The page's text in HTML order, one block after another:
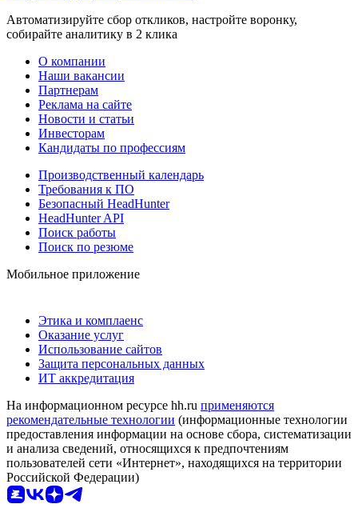
Автоматизируйте сбор откликов, настройте воронку,
собирайте аналитику в 2 клика
О компании
Наши вакансии
Партнерам
Реклама на сайте
Новости и статьи
Инвесторам
Кандидаты по профессиям
Производственный календарь
Требования к ПО
Безопасный HeadHunter
HeadHunter API
Поиск работы
Поиск по резюме
Мобильное приложение
Этика и комплаенс
Оказание услуг
Использование сайтов
Защита персональных данных
ИТ аккредитация
На информационном ресурсе hh.ru применяются
рекомендательные технологии (информационные технологии
предоставления информации на основе сбора, систематизации
и анализа сведений, относящихся к предпочтениям
пользователей сети «Интернет», находящихся на территории
Российской Федерации)